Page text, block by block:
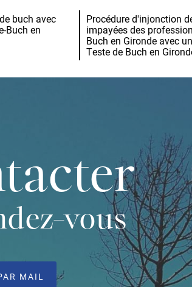
buch avec
Buch en
Procédure d'injonction
impayées des
Buch en Gironde avec
Teste de Buch en
vous
MAIL